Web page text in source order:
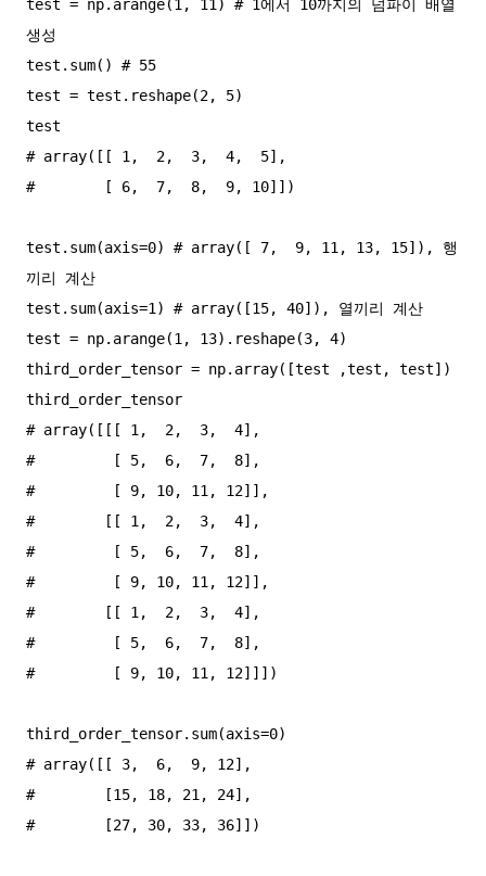
test = np.arange(1, 11) # 1에서 10까지의 넘파이 배열
생성
test.sum() # 55
test = test.reshape(2, 5)
test
# array([[ 1,  2,  3,  4,  5],
#        [ 6,  7,  8,  9, 10]])
test.sum(axis=0) # array([ 7,  9, 11, 13, 15]), 행
끼리 계산
test.sum(axis=1) # array([15, 40]), 열끼리 계산
test = np.arange(1, 13).reshape(3, 4)
third_order_tensor = np.array([test ,test, test])
third_order_tensor
# array([[[ 1,  2,  3,  4],
#         [ 5,  6,  7,  8],
#         [ 9, 10, 11, 12]],
#        [[ 1,  2,  3,  4],
#         [ 5,  6,  7,  8],
#         [ 9, 10, 11, 12]],
#        [[ 1,  2,  3,  4],
#         [ 5,  6,  7,  8],
#         [ 9, 10, 11, 12]]])
third_order_tensor.sum(axis=0)
# array([[ 3,  6,  9, 12],
#        [15, 18, 21, 24],
#        [27, 30, 33, 36]])